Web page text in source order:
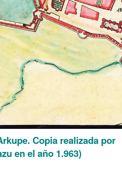
Copia realizada por
en el año 1.963)